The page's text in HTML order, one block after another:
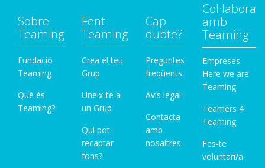
Sobre
Teaming
Fundació
Teaming
Què és
Teaming?
Fent
Teaming
Crea el teu
Grup
Uneix-te a
un Grup
Qui pot
recaptar
fons?
Cap
dubte?
Preguntes
freqüents
Avís legal
Contacta
amb
nosaltres
Col·labora
amb
Teaming
Empreses
Here we are
Teaming
Teamers 4
Teaming
Fes-te
voluntari/a